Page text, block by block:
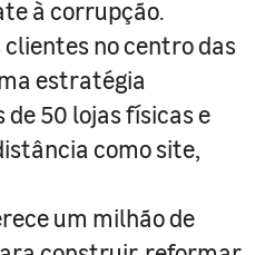
à corrupção.
no centro das
estratégia
50 lojas físicas e
como site,
um milhão de